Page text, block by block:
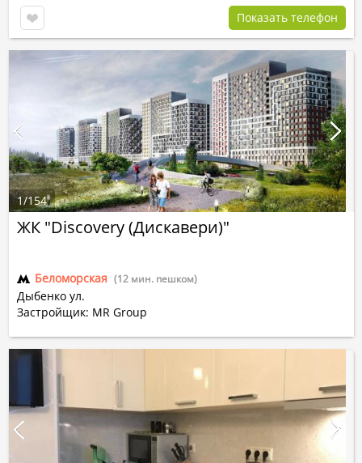
Показать телефон
ЖК "Discovery (Дискавери)"
Беломорская (12 мин. пешком)
Дыбенко ул.
Застройщик: MR Group
1/154